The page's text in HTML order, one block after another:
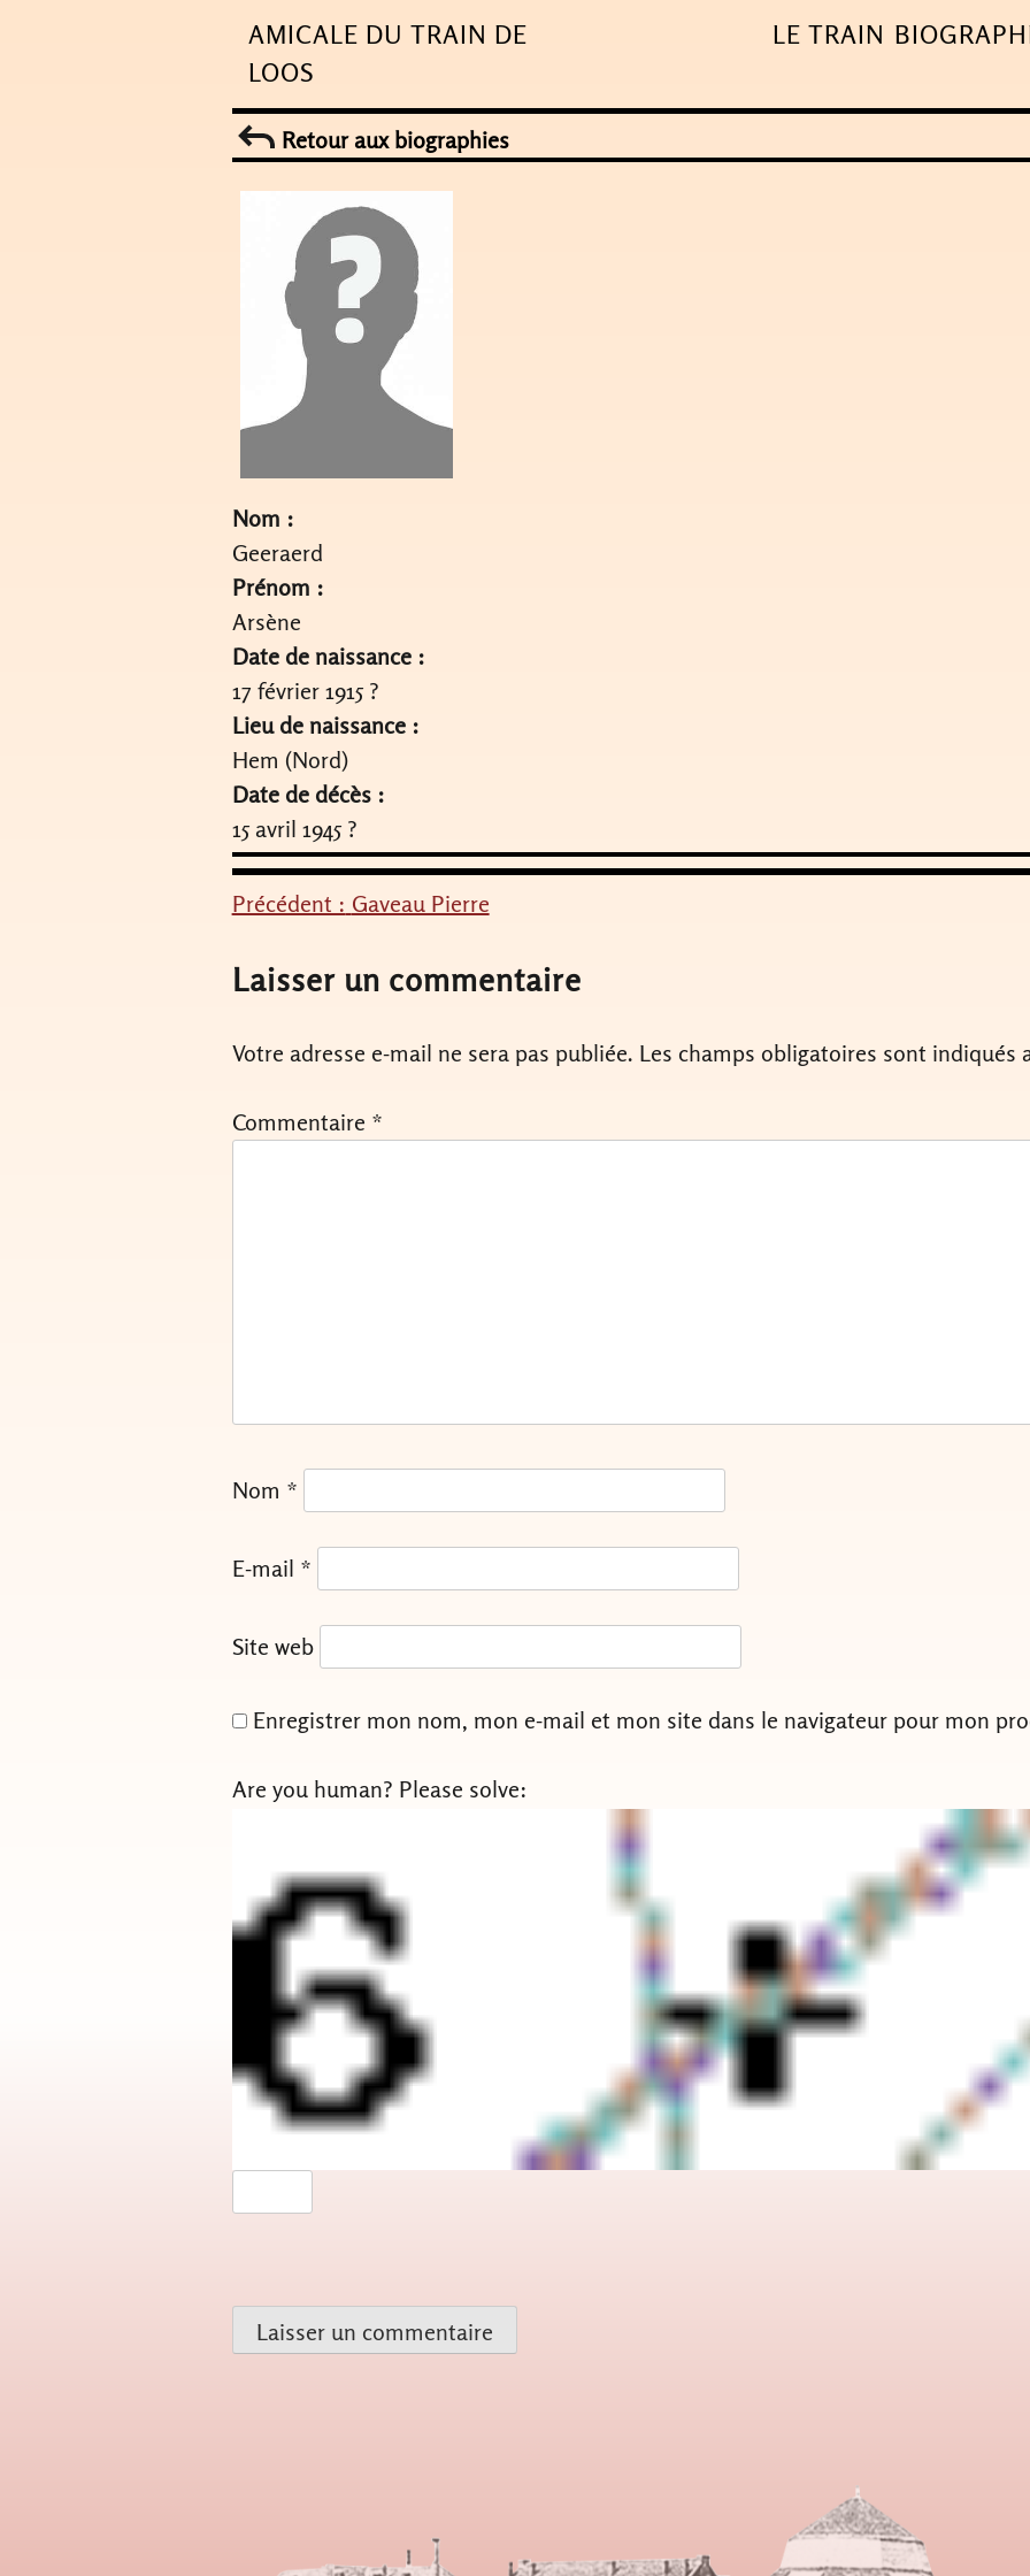
to
content
AMICALE DU TRAIN DE
LOOS
LE TRAIN
Retour aux biographies
Nom :
Geeraerd
Prénom :
Arsène
Date de naissance :
17 février 1915 ?
Lieu de naissance :
Hem (Nord)
Date de décès :
15 avril 1945 ?
Navigation
de
Précédent : Gaveau Pierre
Laisser un commentaire
Votre adresse e-mail ne sera pas publiée. Les champs obligatoires sont indiqués
Commentaire *
Nom *
E-mail *
Site web
Enregistrer mon nom, mon e-mail et mon site dans le navigateur pour mon
Are you human? Please solve: